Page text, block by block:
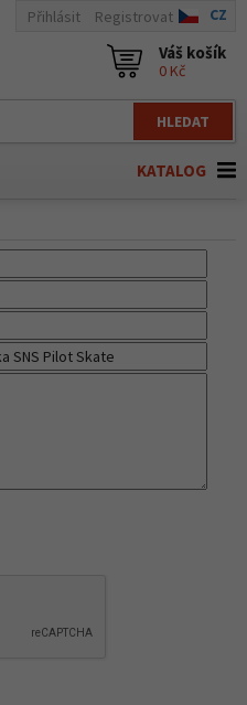
HLEDAT
Přihlásit Registrovat CZ
Váš košík
0 Kč
KATALOG